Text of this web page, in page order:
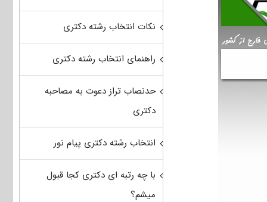
نکات انتخاب رشته دکتری
راهنمای انتخاب رشته دکتری
حدنصاب تراز دعوت به مصاحبه
دکتری
انتخاب رشته دکتری پیام نور
با چه رتبه ای دکتری کجا قبول
میشم؟